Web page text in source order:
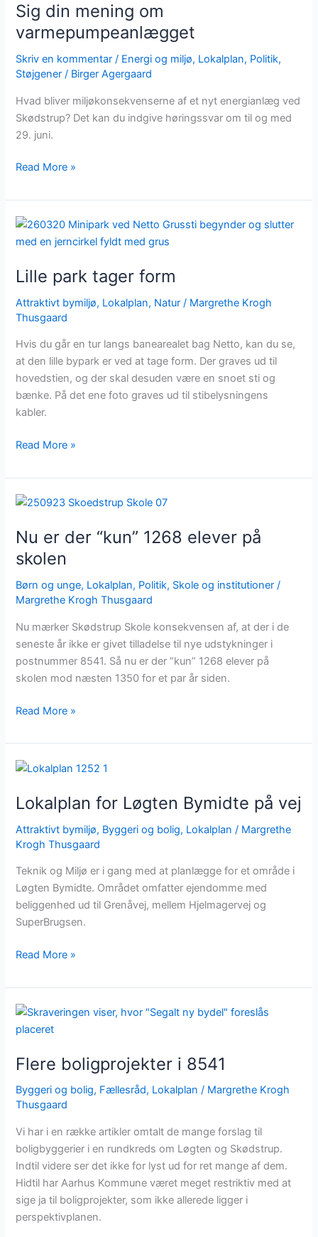
Sig din mening om
varmepumpeanlægget
Skriv en kommentar / Energi og miljø, Lokalplan, Politik,
Støjgener / Birger Agergaard
Hvad bliver miljøkonsekvenserne af et nyt energianlæg ved
Skødstrup? Det kan du indgive høringssvar om til og med
29. juni.
mening
om
varmepumpeanlægget
Read More »
Lille park tager form
Attraktivt bymiljø, Lokalplan, Natur / Margrethe Krogh
Thusgaard
Hvis du går en tur langs banearealet bag Netto, kan du se,
at den lille bypark er ved at tage form. Der graves ud til
hovedstien, og der skal desuden være en snoet sti og
bænke. På det ene foto graves ud til stibelysningens
kabler.
Lille
park
form
Read More »
Nu er der “kun” 1268 elever på
skolen
Børn og unge, Lokalplan, Politik, Skole og institutioner /
Margrethe Krogh Thusgaard
Nu mærker Skødstrup Skole konsekvensen af, at der i de
seneste år ikke er givet tilladelse til nye udstykninger i
postnummer 8541. Så nu er der “kun” 1268 elever på
skolen mod næsten 1350 for et par år siden.
Nu
der
“kun”
elever
på
skolen
Read More »
Lokalplan for Løgten Bymidte på vej
Attraktivt bymiljø, Byggeri og bolig, Lokalplan / Margrethe
Krogh Thusgaard
Teknik og Miljø er i gang med at planlægge for et område i
Løgten Bymidte. Området omfatter ejendomme med
beliggenhed ud til Grenåvej, mellem Hjelmagervej og
SuperBrugsen.
Lokalplan
Løgten
på
vej
Read More »
Flere boligprojekter i 8541
Byggeri og bolig, Fællesråd, Lokalplan / Margrethe Krogh
Thusgaard
Vi har i en række artikler omtalt de mange forslag til
boligbyggerier i en rundkreds om Løgten og Skødstrup.
Indtil videre ser det ikke for lyst ud for ret mange af dem.
Hidtil har Aarhus Kommune været meget restriktiv med at
sige ja til boligprojekter, som ikke allerede ligger i
perspektivplanen.
Flere
boligprojekter
8541